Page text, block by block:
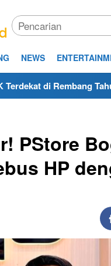
NEWS
Tahun 2025
PStore
HP